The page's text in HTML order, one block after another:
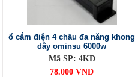
ổ cắm điện 4 chấu đa năng khong
dây ominsu 6000w
Mã SP: 4KD
78.000 VND